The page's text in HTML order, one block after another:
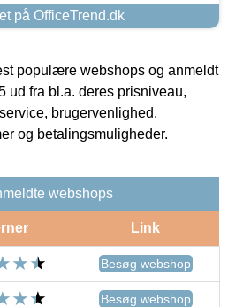
på OfficeTrend.dk
populære webshops og anmeldt
ud fra bl.a. deres prisniveau,
brugervenlighed,
og betalingsmuligheder.
webshops
Link
Besøg webshop
Besøg webshop